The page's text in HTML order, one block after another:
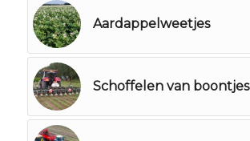
Aardappelweetjes
Schoffelen van boontjes